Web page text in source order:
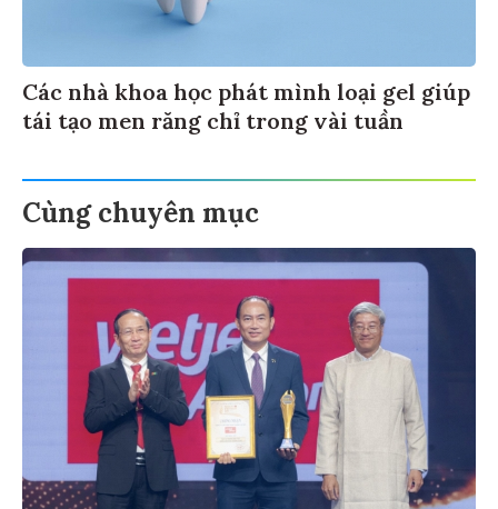
Các nhà khoa học phát mình loại gel giúp
tái tạo men răng chỉ trong vài tuần
Cùng chuyên mục